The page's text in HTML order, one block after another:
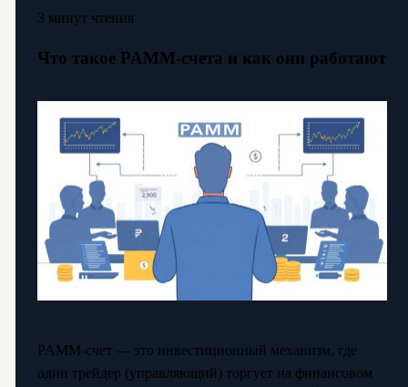
3 минут чтения
Что такое PAMM-счета и как они работают
PAMM-счет — это инвестиционный механизм, где
один трейдер (управляющий) торгует на финансовом